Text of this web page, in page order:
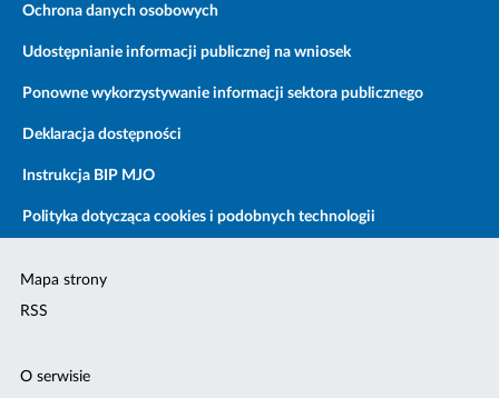
Ochrona danych osobowych
Udostępnianie informacji publicznej na wniosek
Ponowne wykorzystywanie informacji sektora publicznego
Deklaracja dostępności
Instrukcja BIP MJO
Polityka dotycząca cookies i podobnych technologii
Mapa strony
RSS
O serwisie